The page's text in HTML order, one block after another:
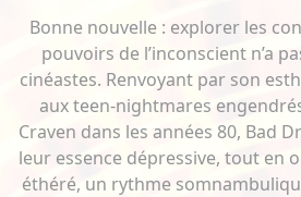
Bonne nouvelle : explorer les
pouvoirs de l’inconscient n’a
cinéastes. Renvoyant par son
aux teen-nightmares
Craven dans les années 80, Bad
leur essence dépressive, tout en
éthéré, un rythme